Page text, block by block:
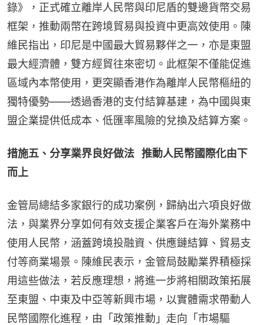
錄》，正式確立離岸人民幣與印尼盾的雙邊貨幣交易
框架，推動兩幣在跨境貿易與投資中更高效使用。陳
維民指出，印尼是中國最大貿易夥伴之一，亦是東盟
最大經濟體，雙方經貿往來密切。此框架不僅能促進
區域內本幣使用，更突顯香港作為離岸人民幣樞紐的
獨特優勢——透過香港的支付結算基建，為中國與東
盟企業提供低成本、低匯率風險的兌換及結算方案。
措施五、分享業界良好做法   推動人民幣國際化由下
而上
金管局總結多家銀行的成功案例，歸納出六項良好做
法，與業界分享如何有效支援企業客戶在海外業務中
使用人民幣，涵蓋跨境投融資、供應鏈結算、貿易支
付等商業場景。陳維民表示，金管局鼓勵業界積極採
用這些做法，若反應理想，將進一步將相關政策拓展
至東盟、中東及中亞等新興市場，以實體需求帶動人
民幣國際化進程，由「政策推動」走向「市場驅